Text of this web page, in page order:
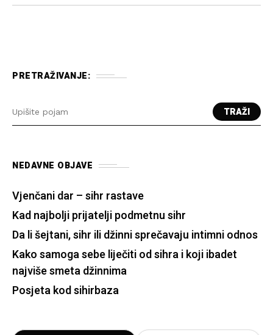
PRETRAŽIVANJE:
TRAŽI
NEDAVNE OBJAVE
Vjenčani dar – sihr rastave
Kad najbolji prijatelji podmetnu sihr
Da li šejtani, sihr ili džinni sprečavaju intimni odnos
Kako samoga sebe liječiti od sihra i koji ibadet
najviše smeta džinnima
Posjeta kod sihirbaza